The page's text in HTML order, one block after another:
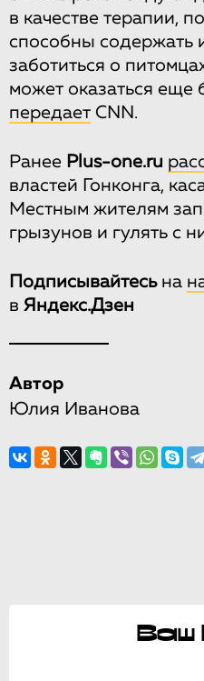
в качестве терапии,
способны
заботиться о
может оказаться еще
передает CNN.
Ранее Рlus-one.ru
властей Гонконга,
Местным жителям
грызунов и гулять с
Подписывайтесьна
в Яндекс.Дзен
Автор
Юлия Иванова
Ваш